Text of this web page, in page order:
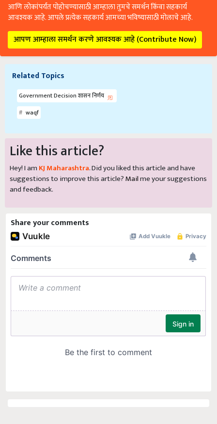
आणि लोकांपर्यंत पोहोचण्यासाठी आम्हाला तुमचे समर्थन किंवा सहकार्य
आवश्यक आहे. आपले प्रत्येक सहकार्य आमच्या भविष्यासाठी मोलाचे आहे.
आपण आम्हाला समर्थन करणे आवश्यक आहे (Contribute Now)
Related Topics
Government Decision शासन निर्णय
waqf
Like this article?
Hey! I am KJ Maharashtra. Did you liked this article and have
suggestions to improve this article?Mailme your suggestions
and feedback.
Share your comments